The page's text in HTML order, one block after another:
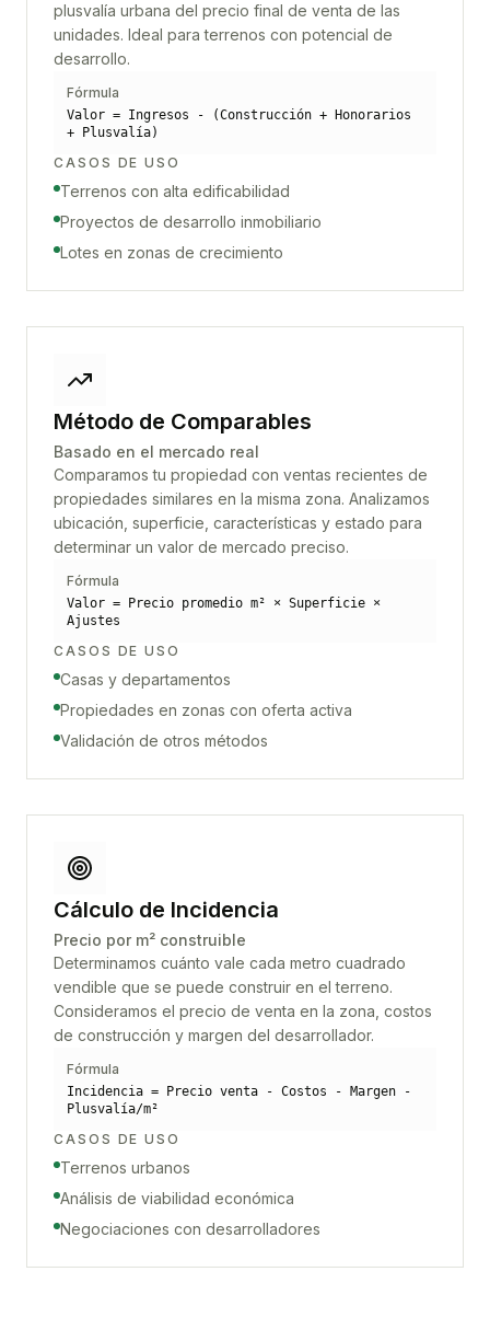
plusvalía urbana del precio final de venta de las
unidades. Ideal para terrenos con potencial de
desarrollo.
Fórmula
Valor = Ingresos - (Construcción + Honorarios
+ Plusvalía)
CASOS DE USO
Terrenos con alta edificabilidad
Proyectos de desarrollo inmobiliario
Lotes en zonas de crecimiento
Método de Comparables
Basado en el mercado real
Comparamos tu propiedad con ventas recientes de
propiedades similares en la misma zona. Analizamos
ubicación, superficie, características y estado para
determinar un valor de mercado preciso.
Fórmula
Valor = Precio promedio m² × Superficie ×
Ajustes
CASOS DE USO
Casas y departamentos
Propiedades en zonas con oferta activa
Validación de otros métodos
Cálculo de Incidencia
Precio por m² construible
Determinamos cuánto vale cada metro cuadrado
vendible que se puede construir en el terreno.
Consideramos el precio de venta en la zona, costos
de construcción y margen del desarrollador.
Fórmula
Incidencia = Precio venta - Costos - Margen -
Plusvalía/m²
CASOS DE USO
Terrenos urbanos
Análisis de viabilidad económica
Negociaciones con desarrolladores